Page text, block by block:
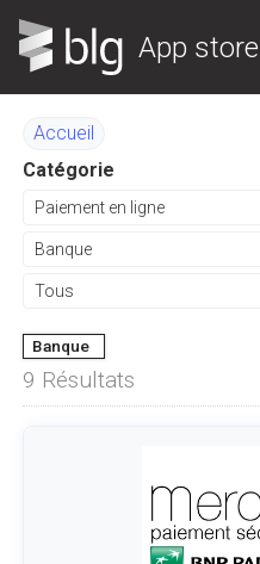
App store
Accueil
Catégorie
Banque
9 Résultats